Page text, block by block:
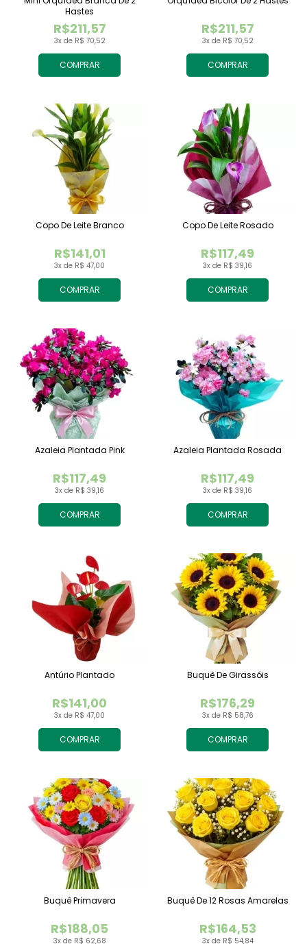
COMPRAR
3x de R$ 70,52
R$211,57
Hastes
COMPRAR
3x de R$ 70,52
R$211,57
COMPRAR
3x de R$ 47,00
R$141,01
Copo De Leite Branco
COMPRAR
3x de R$ 39,16
R$117,49
Copo De Leite Rosado
COMPRAR
3x de R$ 39,16
R$117,49
Azaleia Plantada Pink
COMPRAR
3x de R$ 39,16
R$117,49
Azaleia Plantada Rosada
COMPRAR
3x de R$ 47,00
R$141,00
Antúrio Plantado
COMPRAR
3x de R$ 58,76
R$176,29
Buquê De Girassóis
3x de R$ 62,68
R$188,05
Buquê Primavera
3x de R$ 54,84
R$164,53
Buquê De 12 Rosas Amarelas